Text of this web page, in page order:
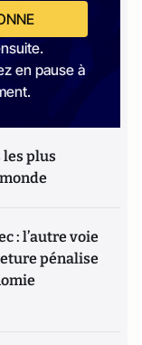
en pause à
les plus
: l’autre voie
pénalise